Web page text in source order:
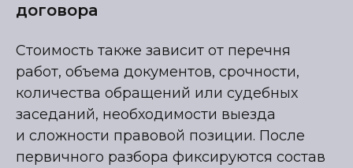
договора
Стоимость также зависит от перечня
работ, объема документов, срочности,
количества обращений или судебных
заседаний, необходимости выезда
и сложности правовой позиции. После
первичного разбора фиксируются состав